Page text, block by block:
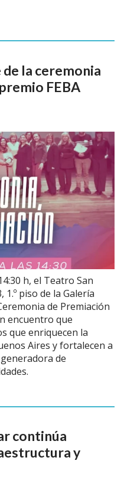
la ceremonia
FEBA
h, el Teatro San
1.º piso de la Galería
de Premiación
encuentro que
que enriquecen la
Aires y fortalecen a
de
continúa
y